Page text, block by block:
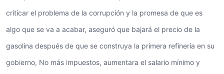
criticar el problema de la corrupción y la promesa de que es
algo que se va a acabar, aseguró que bajará el precio de la
gasolina después de que se construya la primera refinería en su
gobierno, No más impuestos, aumentara el salario mínimo y